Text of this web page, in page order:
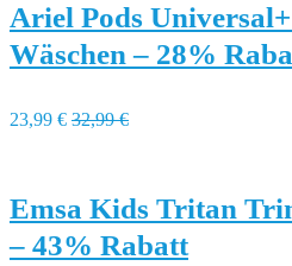
Ariel Pods
Wäschen – 28%
23,99 € 32,99 €
Emsa Kids Tritan
– 43% Rabatt